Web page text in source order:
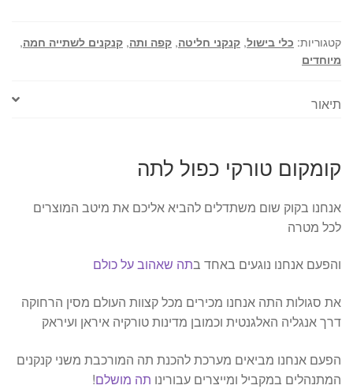
קטגוריות: כלי בישול, קנקני חליטה, קפה ותה, קנקנים לשתייה חמה,
מיוחדים
תיאור
קומקום טורקי כפול לתה
אנחנו בקוק שום משתדלים להביא אליכם את מיטב המוצרים
לכל מטרה
והפעם אנחנו נוגעים באחד בתה שאהוב על כולם
את סגולות התה אנחנו מכירים מכל קצוות העולם מסין הרחוקה
דרך אנגליה האלגנטית וכמובן מדינות טורקיה איראן ועיראק
הפעם אנחנו מביאים מערכת להכנת תה המורכבת משני קנקנים
המתנהלים במקביל ומייצרים עבורינו תה מושלם!